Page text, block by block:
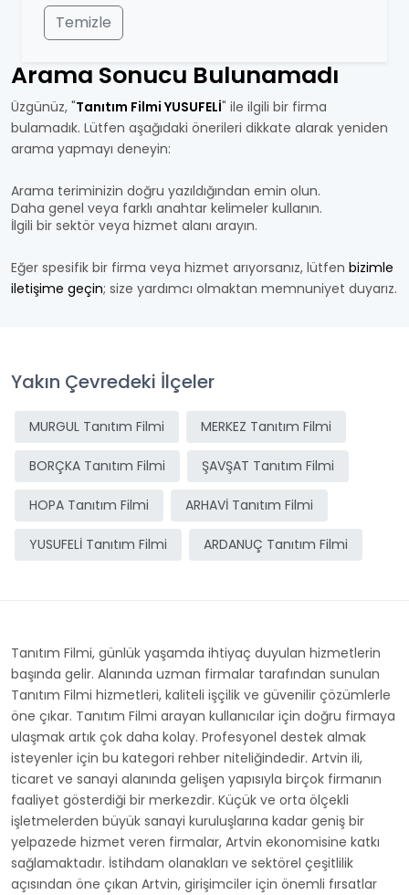
Temizle
Arama Sonucu Bulunamadı
Üzgünüz, "Tanıtım Filmi YUSUFELİ" ile ilgili bir firma
bulamadık. Lütfen aşağıdaki önerileri dikkate alarak yeniden
arama yapmayı deneyin:
Arama teriminizin doğru yazıldığından emin olun.
Daha genel veya farklı anahtar kelimeler kullanın.
İlgili bir sektör veya hizmet alanı arayın.
Eğer spesifik bir firma veya hizmet arıyorsanız, lütfen bizimle
iletişime geçin; size yardımcı olmaktan memnuniyet duyarız.
Yakın Çevredeki İlçeler
MURGUL Tanıtım Filmi MERKEZ Tanıtım Filmi
BORÇKA Tanıtım Filmi ŞAVŞAT Tanıtım Filmi
HOPA Tanıtım Filmi ARHAVİ Tanıtım Filmi
YUSUFELİ Tanıtım Filmi ARDANUÇ Tanıtım Filmi
Tanıtım Filmi, günlük yaşamda ihtiyaç duyulan hizmetlerin
başında gelir. Alanında uzman firmalar tarafından sunulan
Tanıtım Filmi hizmetleri, kaliteli işçilik ve güvenilir çözümlerle
öne çıkar. Tanıtım Filmi arayan kullanıcılar için doğru firmaya
ulaşmak artık çok daha kolay. Profesyonel destek almak
isteyenler için bu kategori rehber niteliğindedir. Artvin ili,
ticaret ve sanayi alanında gelişen yapısıyla birçok firmanın
faaliyet gösterdiği bir merkezdir. Küçük ve orta ölçekli
işletmelerden büyük sanayi kuruluşlarına kadar geniş bir
yelpazede hizmet veren firmalar, Artvin ekonomisine katkı
sağlamaktadır. İstihdam olanakları ve sektörel çeşitlilik
açısından öne çıkan Artvin, girişimciler için önemli fırsatlar